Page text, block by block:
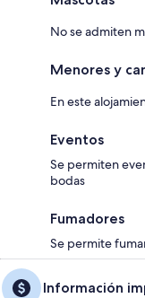
No se admiten
Menores y
En este
Eventos
Se permiten
bodas
Fumadores
Se permite
Información